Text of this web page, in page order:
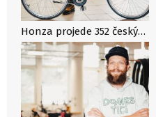
Honza projede 352 českých obcí na D. Na městském kole chce otevřít téma paliativní péče